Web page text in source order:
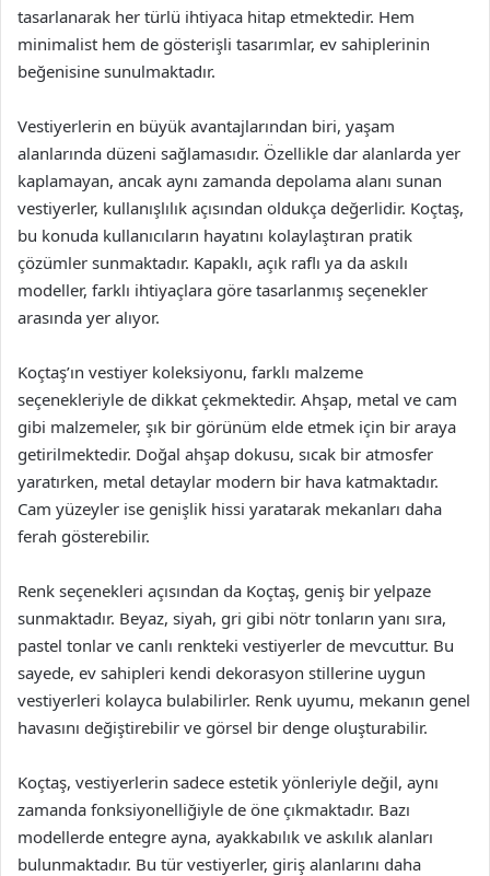
tasarlanarak her türlü ihtiyaca hitap etmektedir. Hem
minimalist hem de gösterişli tasarımlar, ev sahiplerinin
beğenisine sunulmaktadır.
Vestiyerlerin en büyük avantajlarından biri, yaşam
alanlarında düzeni sağlamasıdır. Özellikle dar alanlarda yer
kaplamayan, ancak aynı zamanda depolama alanı sunan
vestiyerler, kullanışlılık açısından oldukça değerlidir. Koçtaş,
bu konuda kullanıcıların hayatını kolaylaştıran pratik
çözümler sunmaktadır. Kapaklı, açık raflı ya da askılı
modeller, farklı ihtiyaçlara göre tasarlanmış seçenekler
arasında yer alıyor.
Koçtaş’ın vestiyer koleksiyonu, farklı malzeme
seçenekleriyle de dikkat çekmektedir. Ahşap, metal ve cam
gibi malzemeler, şık bir görünüm elde etmek için bir araya
getirilmektedir. Doğal ahşap dokusu, sıcak bir atmosfer
yaratırken, metal detaylar modern bir hava katmaktadır.
Cam yüzeyler ise genişlik hissi yaratarak mekanları daha
ferah gösterebilir.
Renk seçenekleri açısından da Koçtaş, geniş bir yelpaze
sunmaktadır. Beyaz, siyah, gri gibi nötr tonların yanı sıra,
pastel tonlar ve canlı renkteki vestiyerler de mevcuttur. Bu
sayede, ev sahipleri kendi dekorasyon stillerine uygun
vestiyerleri kolayca bulabilirler. Renk uyumu, mekanın genel
havasını değiştirebilir ve görsel bir denge oluşturabilir.
Koçtaş, vestiyerlerin sadece estetik yönleriyle değil, aynı
zamanda fonksiyonelliğiyle de öne çıkmaktadır. Bazı
modellerde entegre ayna, ayakkabılık ve askılık alanları
bulunmaktadır. Bu tür vestiyerler, giriş alanlarını daha